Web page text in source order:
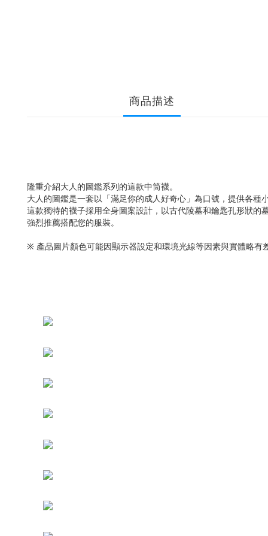
商品描述
隆重介紹大人的圖鑑系列的這款中筒襪。
大人的圖鑑是一套以「滿足你的成人好奇心」為口號，提供各種
這款獨特的襪子採用全身圖案設計，以古代陵墓和鑰匙孔形狀的
強烈推薦搭配您的服裝。
※ 產品圖片顏色可能因顯示器設定和環境光線等因素與實體略有